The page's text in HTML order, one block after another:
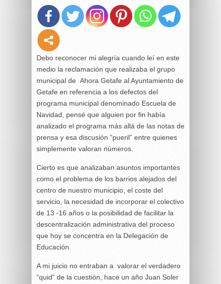
Debo reconocer mi alegría cuando leí en este
medio la reclamación que realizaba el grupo
municipal de Ahora Getafe al Ayuntamiento de
Getafe en referencia a los defectos del
programa municipal denominado Escuela de
Navidad, pensé que alguien por fin había
analizado el programa más allá de las notas de
prensa y esa discusión “pueril” entre quienes
simplemente valoran números.
Cierto es que analizaban asuntos importantes
como el problema de los barrios alejados del
centro de nuestro municipio, el coste del
servicio, la necesidad de incorporar el colectivo
de 13 -16 años o la posibilidad de facilitar la
descentralización administrativa del proceso
que hoy se concentra en la Delegación de
Educación.
A mi juicio no entraban a valorar el verdadero
“quid” de la cuestión, hace un año Juan Soler